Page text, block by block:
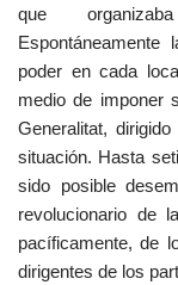
que
poder en cada
medio de imponer
Generalitat,
situación. Hasta
sido posible
revolucionario de
pacíficamente, de
dirigentes de los